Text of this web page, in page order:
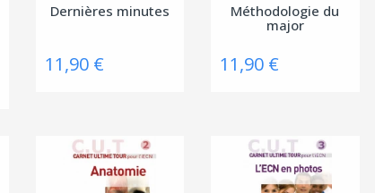
Dernières minutes
11,90 €
Méthodologie du
major
11,90 €